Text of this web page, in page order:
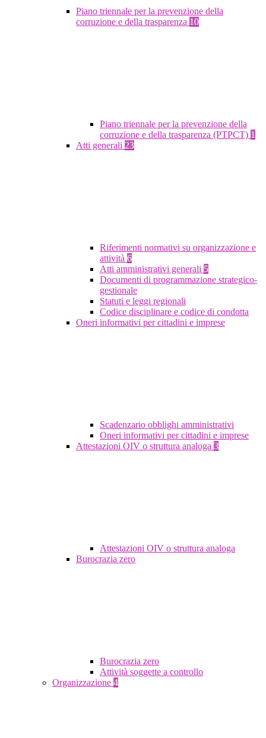
Piano triennale per la prevenzione della
corruzione e della trasparenza 10
Piano triennale per la prevenzione della
corruzione e della trasparenza (PTPCT) 1
Atti generali 23
Riferimenti normativi su organizzazione e
attività 6
Atti amministrativi generali 5
Documenti di programmazione strategico-
gestionale
Statuti e leggi regionali
Codice disciplinare e codice di condotta
Oneri informativi per cittadini e imprese
Scadenzario obblighi amministrativi
Oneri informativi per cittadini e imprese
Attestazioni OIV o struttura analoga 3
Attestazioni OIV o struttura analoga
Burocrazia zero
Burocrazia zero
Attività soggette a controllo
Organizzazione 4